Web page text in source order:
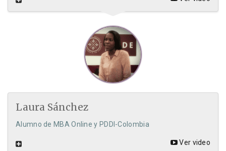
Laura Sánchez
Alumno de MBA Online y PDDI-Colombia
Ver video